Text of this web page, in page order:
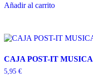
Añadir al carrito
CAJA POST-IT MUSICA
5,95 €